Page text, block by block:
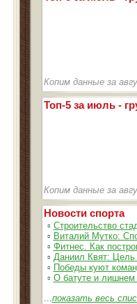
Копим данные за
Топ-5 за июль -
Копим данные за
Новости спорта
▫ Строительство
▫ Виталий Мутко:
▫ Фитнес. Как
▫ Даниил Квят:
▫ Победы куют
▫ О батуте и лишнем
...показать весь